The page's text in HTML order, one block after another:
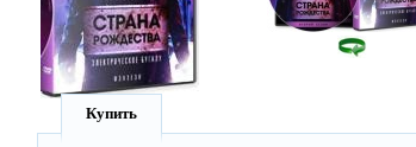
Купить